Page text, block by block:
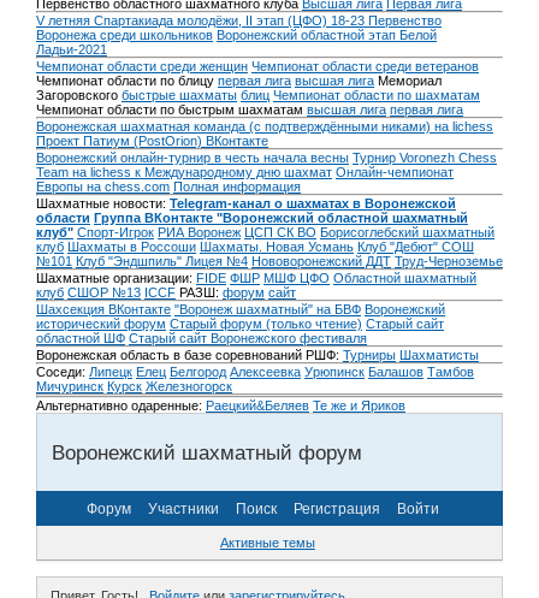
Первенство областного шахматного клуба Высшая лига Первая лига
V летняя Спартакиада молодёжи, II этап (ЦФО) 18-23 Первенство
Воронежа среди школьников Воронежский областной этап Белой
Ладьи-2021
Чемпионат области среди женщин Чемпионат области среди ветеранов
Чемпионат области по блицу первая лига высшая лига Мемориал
Загоровского быстрые шахматы блиц Чемпионат области по шахматам
Чемпионат области по быстрым шахматам высшая лига первая лига
Воронежская шахматная команда (с подтверждёнными никами) на lichess
Проект Патиум (PostOrion) ВКонтакте
Воронежский онлайн-турнир в честь начала весны Турнир Voronezh Chess
Team на lichess к Международному дню шахмат Онлайн-чемпионат
Европы на chess.com Полная информация
Шахматные новости: Telegram-канал о шахматах в Воронежской
области Группа ВКонтакте "Воронежский областной шахматный
клуб" Спорт-Игрок РИА Воронеж ЦСП СК ВО Борисоглебский шахматный
клуб Шахматы в Россоши Шахматы. Новая Усмань Клуб "Дебют" СОШ
№101 Клуб "Эндшпиль" Лицея №4 Нововоронежский ДДТ Труд-Черноземье
Шахматные организации: FIDE ФШР МШФ ЦФО Областной шахматный
клуб СШОР №13 ICCF РАЗШ: форум сайт
Шахсекция ВКонтакте "Воронеж шахматный" на БВФ Воронежский
исторический форум Cтарый форум (только чтение) Старый сайт
областной ШФ Старый сайт Воронежского фестиваля
Воронежская область в базе соревнований РШФ: Турниры Шахматисты
Соседи: Липецк Елец Белгород Алексеевка Урюпинск Балашов Тамбов
Мичуринск Курск Железногорск
Альтернативно одаренные: Раецкий&Беляев Те же и Яриков
Воронежский шахматный форум
Форум Участники Поиск Регистрация Войти
Активные темы
Привет, Гость! Войдитеили зарегистрируйтесь.